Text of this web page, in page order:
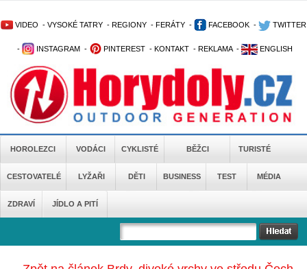
VIDEO - VYSOKÉ TATRY - REGIONY - FERÁTY - FACEBOOK - TWITTER
- INSTAGRAM - PINTEREST - KONTAKT - REKLAMA - ENGLISH
HOROLEZCI VODÁCI CYKLISTÉ BĚŽCI TURISTÉ
CESTOVATELÉ LYŽAŘI DĚTI BUSINESS TEST MÉDIA
ZDRAVÍ JÍDLO A PITÍ